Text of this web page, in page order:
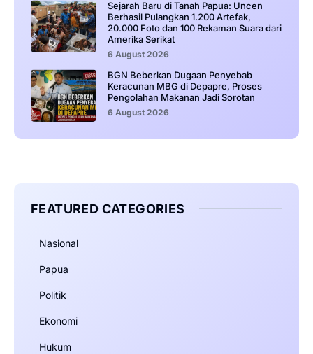
Sejarah Baru di Tanah Papua: Uncen
Berhasil Pulangkan 1.200 Artefak,
20.000 Foto dan 100 Rekaman Suara dari
Amerika Serikat
6 August 2026
BGN Beberkan Dugaan Penyebab
Keracunan MBG di Depapre, Proses
Pengolahan Makanan Jadi Sorotan
6 August 2026
FEATURED CATEGORIES
Nasional
Papua
Politik
Ekonomi
Hukum